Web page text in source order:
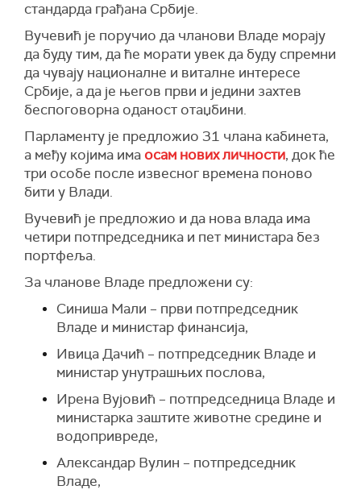
је обећано да ће бити готова до 2022, а да је
данас 2024. година, али да је боље да се гради
икад, него никад.
"Ја нисам говорио о масним фотама,
господине Вучевићу, то су фоте са сексуалним
дешавањима, ја сам говорио о обичним
фотама, па вас молим да то исправите", рекао
је Ђилас.
Вучевић је Ђиласу рекао да је јавно обећао да
ће се повући из политике када просечна плата
буде била 800 евра, а незапосленост нижа од
10 одсто и да га сада позива да испуни оно
што је рекао.
представљале као опозиција.
стандарда грађана Србије.
Вучевић је поручио да чланови Владе морају
да буду тим, да ће морати увек да буду спремни
да чувају националне и виталне интересе
Србије, а да је његов први и једини захтев
беспоговорна оданост отаџбини.
Парламенту је предложио 31 члана кабинета,
а међу којима има осам нових личности, док ће
три особе после извесног времена поново
бити у Влади.
Вучевић је предложио и да нова влада има
четири потпредседника и пет министара без
портфеља.
За чланове Владе предложени су:
Синиша Мали – први потпредседник
Владе и министар финансија,
Ивица Дачић – потпредседник Владе и
министар унутрашњих послова,
Ирена Вујовић – потпредседница Владе и
министарка заштите животне средине и
водопривреде,
Александар Вулин – потпредседник
Владе,